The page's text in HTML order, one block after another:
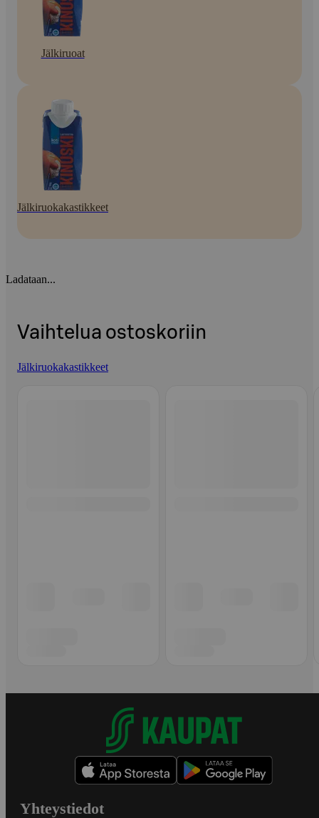
Jälkiruoat
Jälkiruokakastikkeet
Ladataan...
Vaihtelua ostoskoriin
Jälkiruokakastikkeet
Yhteystiedot